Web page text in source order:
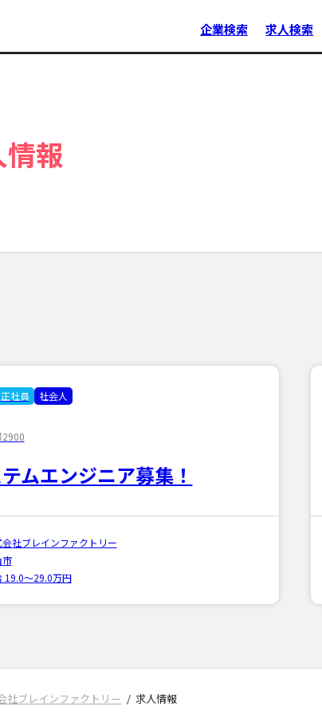
企業検索 求人検索
報
正社員 社会人
2900
ムエンジニア募集！
社ブレインファクトリー
市
19.0〜29.0万円
社ブレインファクトリー 求人情報